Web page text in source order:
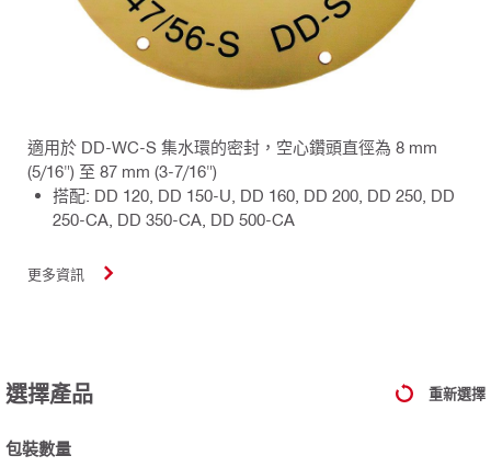
適用於 DD-WC-S 集水環的密封，空心鑽頭直徑為 8 mm
(5/16") 至 87 mm (3-7/16")
搭配: DD 120, DD 150-U, DD 160, DD 200, DD 250, DD
250-CA, DD 350-CA, DD 500-CA
更多資訊
選擇產品 重新選擇
包裝數量